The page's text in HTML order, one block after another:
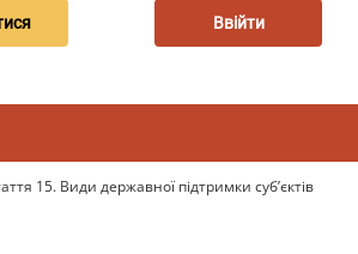
Ввійти
15. Види державної підтримки суб’єктів